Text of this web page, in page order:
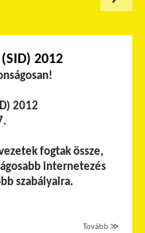
(SID) 2012
2012
fogtak össze,
internetezés
szabályaira.
Tovább ≫